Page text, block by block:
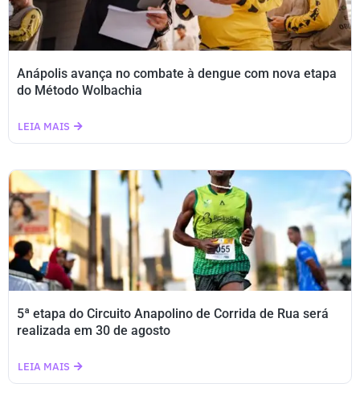
Anápolis avança no combate à dengue com nova etapa
do Método Wolbachia
LEIA MAIS
5ª etapa do Circuito Anapolino de Corrida de Rua será
realizada em 30 de agosto
LEIA MAIS